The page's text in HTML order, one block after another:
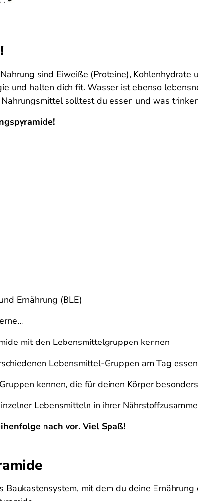
sind Eiweiße (Proteine), Kohlenhydrate
und halten dich fit. Wasser ist ebenso
solltest du essen und was
Ernährung (BLE)
mit den Lebensmittelgruppen kennen
Lebensmittel-Gruppen am Tag
kennen, die für deinen Körper
Lebensmitteln in ihrer
nach vor. Viel Spaß!
Baukastensystem, mit dem du deine